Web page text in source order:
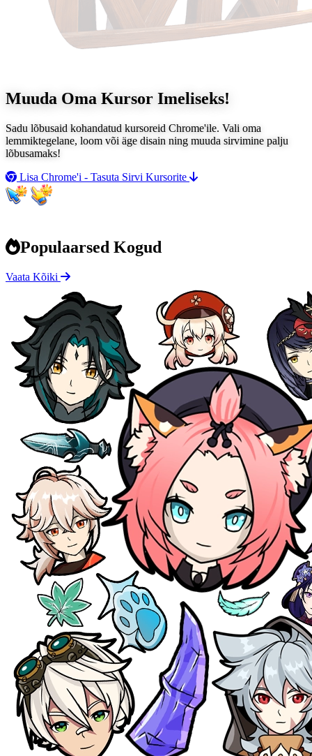
Muuda Oma Kursor Imeliseks!
Sadu lõbusaid kohandatud kursoreid Chrome'ile. Vali oma
lemmiktegelane, loom või äge disain ning muuda sirvimine palju
lõbusamaks!
Lisa Chrome'i - Tasuta Sirvi Kursorite
Populaarsed Kogud
Vaata Kõiki